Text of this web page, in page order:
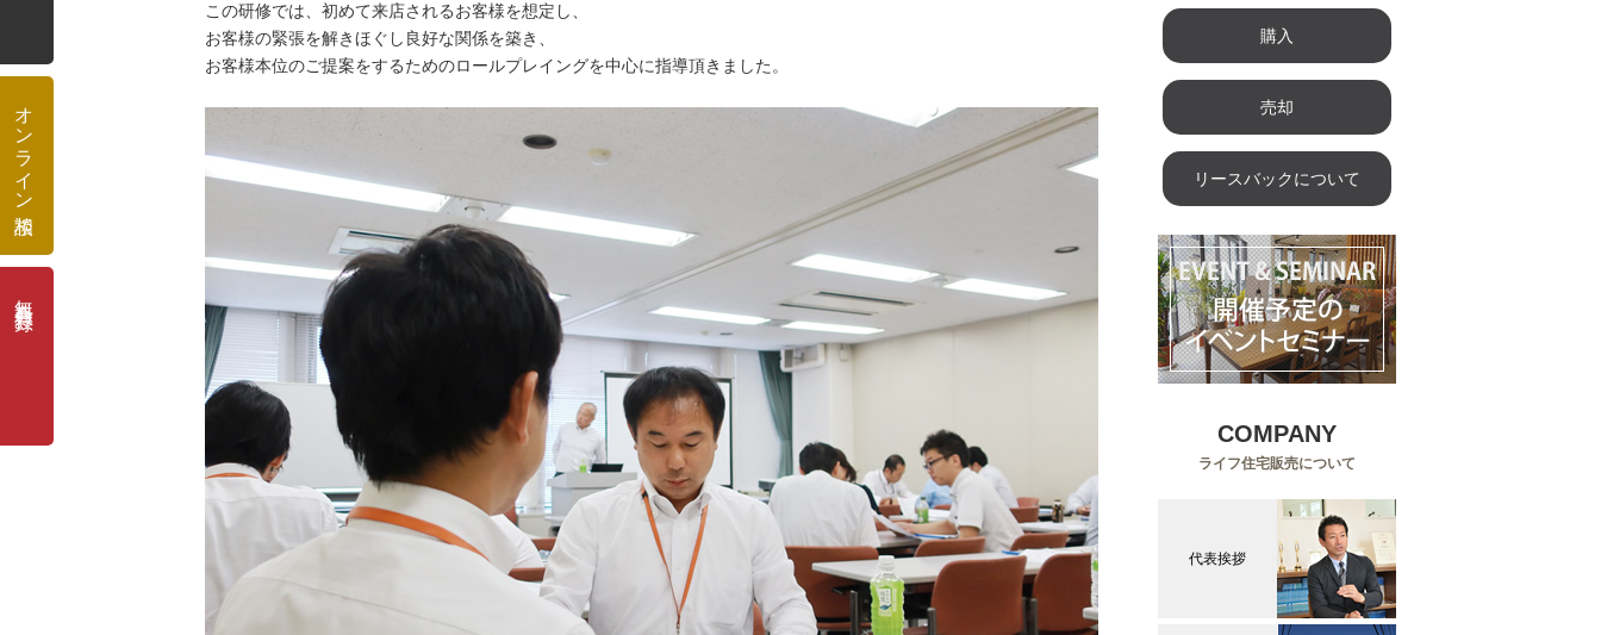
この研修では、初めて来店されるお客様を想定し、
お客様の緊張を解きほぐし良好な関係を築き、
お客様本位のご提案をするためのロールプレイングを中心に指導頂きました。
購入
売却
リースバックについて
COMPANY
ライフ住宅販売について
代表挨拶
オンライン相談